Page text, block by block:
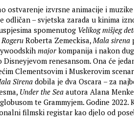
ostvarenje izvrsne animacije i
odličan – svjetska zarada u kinima
spomenutog Velikog mišjeg
Roberta Zemeckisa,Mala sirena
majorkompanija i nakon
Disneyjevom renesansom. Ona će
Clementsovim i Muskerovim
Sirenadobila je dva Oscara – za
Under the Sea autora Alana
te Grammyjem. Godine
filmski registar kao djelo od